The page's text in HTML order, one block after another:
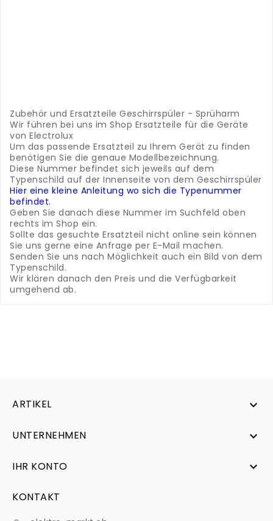
Zubehör und Ersatzteile Geschirrspüler - Sprüharm
Wir führen bei uns im Shop Ersatzteile für die Geräte
von Electrolux
Um das passende Ersatzteil zu Ihrem Gerät zu finden
benötigen Sie die genaue Modellbezeichnung.
Diese Nummer befindet sich jeweils auf dem
Typenschild auf der Innenseite von dem Geschirrspüler
Hier eine kleine Anleitung wo sich die Typenummer
befindet.
Geben Sie danach diese Nummer im Suchfeld oben
rechts im Shop ein.
Sollte das gesuchte Ersatzteil nicht online sein können
Sie uns gerne eine Anfrage per E-Mail machen.
Senden Sie uns nach Möglichkeit auch ein Bild von dem
Typenschild.
Wir klären danach den Preis und die Verfügbarkeit
umgehend ab.
ARTIKEL 
UNTERNEHMEN 
IHR KONTO 
KONTAKT